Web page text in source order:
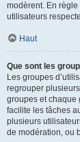
modèrent. En
utilisateurs
Haut
Que sont les
Les groupes
regrouper
groupes et chaque
facilite les tâches
plusieurs
de modération, ou